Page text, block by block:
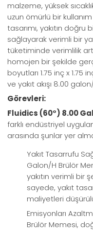
malzeme, yüksek
uzun ömürlü bir
tasarımı, yakıtın
sağlayarak verimli bir
tüketiminde verimlilik
homojen bir şekilde
boyutları 1.75 inç x 1.75
ve yakıt akışı 8.00
Görevleri:
Fluidics (60°) 8.00
farklı endüstriyel
arasında şunlar yer
Yakıt Tasarrufu
Galon/H Brülör
yakıtın verimli bir
sayede, yakıt
maliyetleri
Emisyonları
Brülör Memesi,